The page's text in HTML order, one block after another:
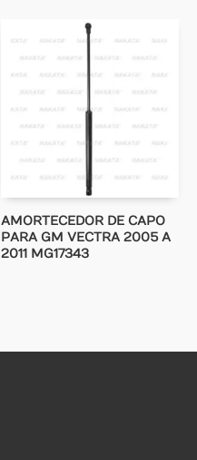
AMORTECEDOR DE CAPO
PARA GM VECTRA 2005 A
2011 MG17343